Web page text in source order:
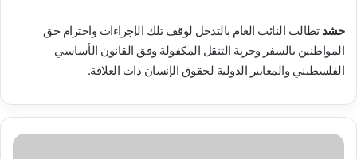
حشد تطالب النائب العام بالتدخل لوقف تلك الإجراءات واحترام حق
المواطنين بالسفر وحرية التنقل المكفولة وفق القانون الأساسي
الفلسطيني والمعايير الدولية لحقوق الإنسان ذات العلاقة.
حشد